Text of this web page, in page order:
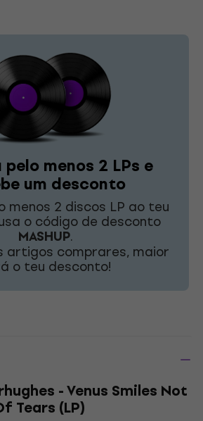
menos 2 LPs e
um desconto
menos 2 discos LP ao teu
o código de desconto
MASHUP.
artigos comprares, maior
o teu desconto!
- Venus Smiles Not
Tears (LP)